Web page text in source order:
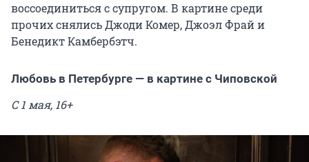
воссоединиться с супругом. В картине среди
прочих снялись Джоди Комер, Джоэл Фрай и
Бенедикт Камбербэтч.
Любовь в Петербурге — в картине с Чиповской
С 1 мая, 16+